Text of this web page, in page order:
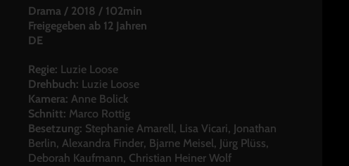
Drama / 2018 / 102min
Freigegeben ab 12 Jahren
DE
Regie: Luzie Loose
Drehbuch: Luzie Loose
Kamera: Anne Bolick
Schnitt: Marco Rottig
Besetzung: Stephanie Amarell, Lisa Vicari, Jonathan
Berlin, Alexandra Finder, Bjarne Meisel, Jürg Plüss,
Deborah Kaufmann, Christian Heiner Wolf